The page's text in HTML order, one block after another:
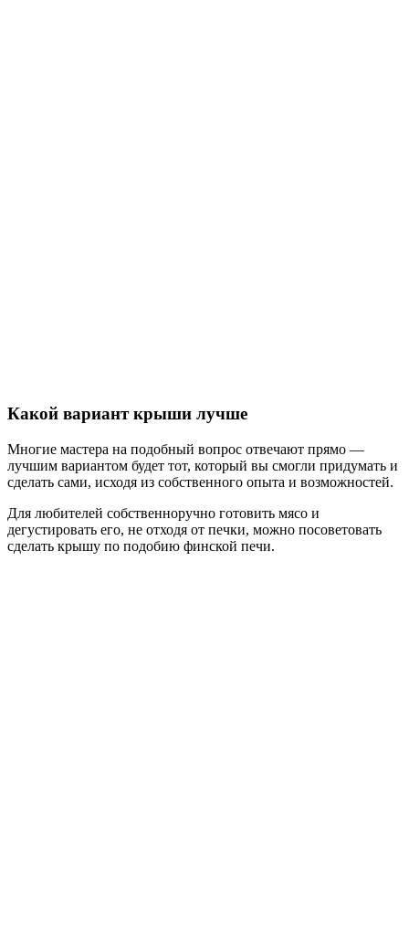
Какой вариант крыши лучше
Многие мастера на подобный вопрос отвечают прямо —
лучшим вариантом будет тот, который вы смогли придумать и
сделать сами, исходя из собственного опыта и возможностей.
Для любителей собственноручно готовить мясо и
дегустировать его, не отходя от печки, можно посоветовать
сделать крышу по подобию финской печи.